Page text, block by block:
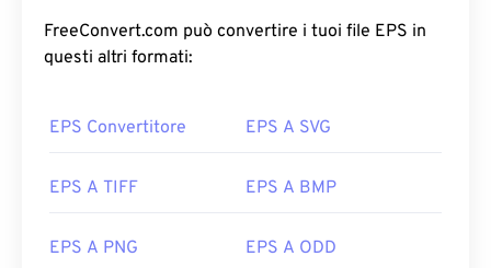
FreeConvert.com può convertire i tuoi file EPS in
questi altri formati:
EPS Convertitore EPS A SVG
EPS A TIFF EPS A BMP
EPS A PNG EPS A ODD